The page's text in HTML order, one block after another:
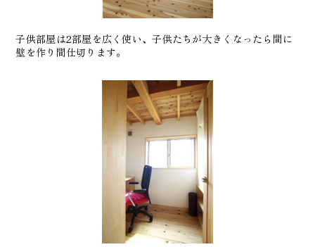
子供部屋は2部屋を広く使い、子供たちが大きくなったら間に
壁を作り間仕切ります。